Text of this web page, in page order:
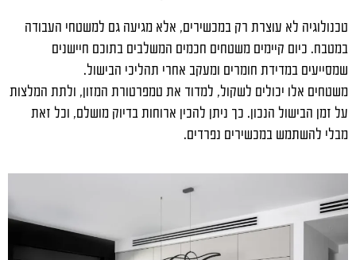
טכנולוגיה לא עוצרת רק במכשירים, אלא מגיעה גם למשטחי העבודה
במטבח. כיום קיימים משטחים חכמים המשלבים בתוכם חיישנים
שמסייעים במדידת חומרים ומעקב אחרי תהליכי הבישול.
משטחים אלו יכולים לשקול, למדוד את טמפרטורת המזון, ולתת המלצות
על זמן הבישול הנכון. כך ניתן להכין ארוחות בדיוק מושלם, וכל זאת
מבלי להשתמש במכשירים נפרדים.